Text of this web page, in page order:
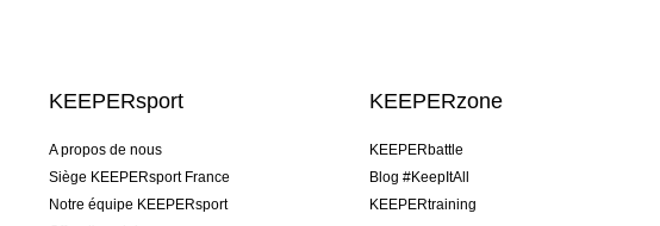
KEEPERsport
A propos de nous
Siège KEEPERsport France
Notre équipe KEEPERsport
KEEPERzone
KEEPERbattle
Blog #KeepItAll
KEEPERtraining